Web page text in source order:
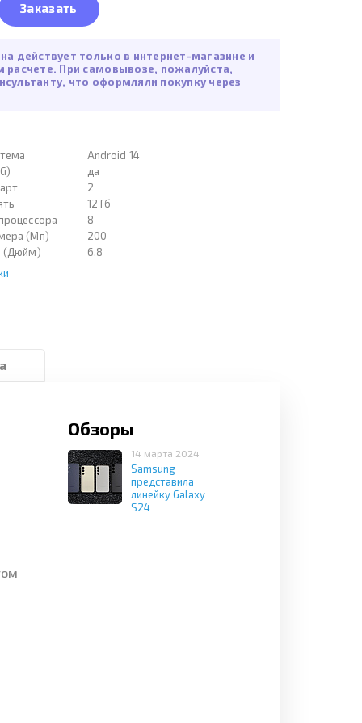
Заказать
действует только в интернет-магазине и
расчете. При самовывозе, пожалуйста,
что оформляли покупку через
Android 14
да
2
12 Гб
8
(Мп)
200
(Дюйм)
6.8
Обзоры
14 марта 2024
Samsung
представила
линейку Galaxy
S24